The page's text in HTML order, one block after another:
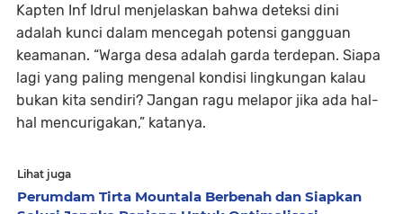
Kapten Inf Idrul menjelaskan bahwa deteksi dini
adalah kunci dalam mencegah potensi gangguan
keamanan. “Warga desa adalah garda terdepan. Siapa
lagi yang paling mengenal kondisi lingkungan kalau
bukan kita sendiri? Jangan ragu melapor jika ada hal-
hal mencurigakan,” katanya.
Lihat juga
Perumdam Tirta Mountala Berbenah dan Siapkan